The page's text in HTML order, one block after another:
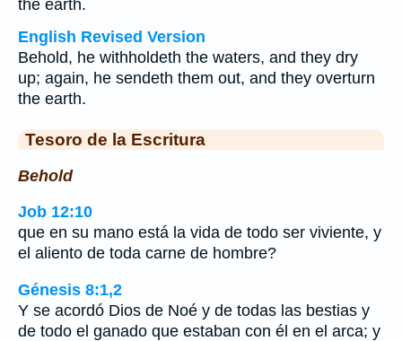
the earth.
English Revised Version
Behold, he withholdeth the waters, and they dry
up; again, he sendeth them out, and they overturn
the earth.
Tesoro de la Escritura
Behold
Job 12:10
que en su mano está la vida de todo ser viviente, y
el aliento de toda carne de hombre?
Génesis 8:1,2
Y se acordó Dios de Noé y de todas las bestias y
de todo el ganado que estaban con él en el arca; y